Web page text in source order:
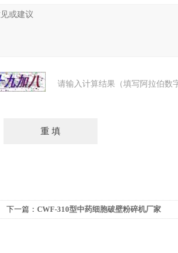
请输入计算结果（填写阿拉伯数
下一篇： CWF-310型中药细胞破壁粉碎机厂家